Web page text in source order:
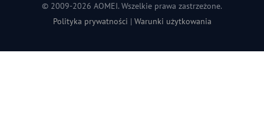
© 2009-2026 AOMEI. Wszelkie prawa zastrzeżone.
Polityka prywatności | Warunki użytkowania